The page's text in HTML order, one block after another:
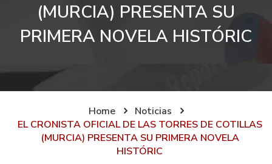
(MURCIA) PRESENTA SU
PRIMERA NOVELA HISTÓRIC
Home
Noticias
EL CRONISTA OFICIAL DE LAS TORRES DE COTILLAS
(MURCIA) PRESENTA SU PRIMERA NOVELA
HISTÓRIC